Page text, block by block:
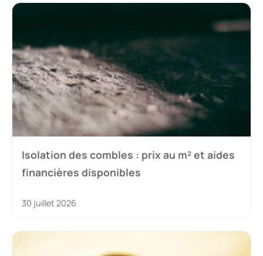
Isolation des combles : prix au m² et aides
financières disponibles
30 juillet 2026